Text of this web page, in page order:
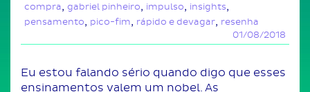
compra
gabriel pinheiro impulso insights
pensamento pico-fim rápido e devagar resenha
01/08/2018
Eu estou falando sério quando digo que esses
ensinamentos valem um nobel. As